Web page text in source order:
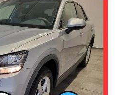
garanzia fino a 36 mesi con
da uno specialista di